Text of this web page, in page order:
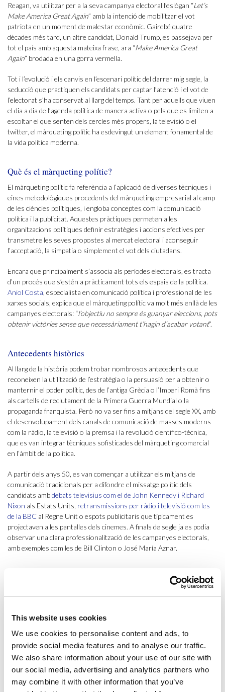
This website uses cookies
We use cookies to personalise content and ads, to
provide social media features and to analyse our traffic.
We also share information about your use of our site with
our social media, advertising and analytics partners who
may combine it with other information that you’ve
Reagan, va utilitzar per a la seva campanya electoral l’eslògan “Let’s
Make America Great Again” amb la intenció de mobilitzar el vot
patriota en un moment de malestar econòmic. Gairebé quatre
dècades més tard, un altre candidat, Donald Trump, es passejava per
tot el país amb aquesta mateixa frase, ara “Make America Great
Again” brodada en una gorra vermella.
Tot i l’evolució i els canvis en l’escenari polític del darrer mig segle, la
seducció que practiquen els candidats per captar l’atenció i el vot de
l’electorat s’ha conservat al llarg del temps. Tant per aquells que viuen
el dia a dia de l’agenda política de manera activa o pels que es limiten a
escoltar el que senten dels cercles més propers, la televisió o el
twitter, el màrqueting polític ha esdevingut un element fonamental de
la vida política moderna.
Què és el màrqueting polític?
El màrqueting polític fa referència a l’aplicació de diverses tècniques i
eines metodològiques procedents del màrqueting empresarial al camp
de les ciències polítiques, i engloba conceptes com la comunicació
política i la publicitat. Aquestes pràctiques permeten a les
organitzacions polítiques definir estratègies i accions efectives per
transmetre les seves propostes al mercat electoral i aconseguir
l’acceptació, la simpatia o simplement el vot dels ciutadans.
Encara que principalment s’associa als períodes electorals, es tracta
d’un procés que s’estén a pràcticament tots els espais de la política.
Aniol Costa, especialista en comunicació política i professional de les
xarxes socials, explica que el màrqueting polític va molt més enllà de les
campanyes electorals: “l’objectiu no sempre és guanyar eleccions, pots
obtenir victòries sense que necessàriament t’hagin d’acabar votant”.
Antecedents històrics
Al llarg de la història podem trobar nombrosos antecedents que
reconeixen la utilització de l’estratègia o la persuasió per a obtenir o
manternir el poder polític, des de l’antiga Grècia o l’Imperi Romà fins
als cartells de reclutament de la Primera Guerra Mundial o la
propaganda franquista. Però no va ser fins a mitjans del segle XX, amb
el desenvolupament dels canals de comunicació de masses moderns
com la ràdio, la televisió o la premsa i la revolució cientifico-tècnica,
que es van integrar tècniques sofisticades del màrqueting comercial
en l’àmbit de la política.
A partir dels anys 50, es van començar a utilitzar els mitjans de
comunicació tradicionals per a difondre el missatge polític dels
candidats ambdebats televisius com el de John Kennedy i Richard
Nixon als Estats Units, retransmissions per ràdio i televisió com les
de la BBC al Regne Unit o espots publicitaris que típicament es
projectaven a les pantalles dels cinemes. A finals de segle ja es podia
observar una clara professionalització de les campanyes electorals,
amb exemples com les de Bill Clinton o José María Aznar.
competència, en el màrqueting polític es presenta un candidat o unes
polítiques. En aquest cas, l’objectiu deixa de ser la compra i passa a ser,
per exemple, el vot, o bé aconseguir afinitat o la fidelització de l’elector
(si la relació comunicativa es manté constant), a canvi de satisfer les
seves necessitats polítiques.
Ara bé, Aniol Costa comenta que, tot i existir un clar paral·lelisme en